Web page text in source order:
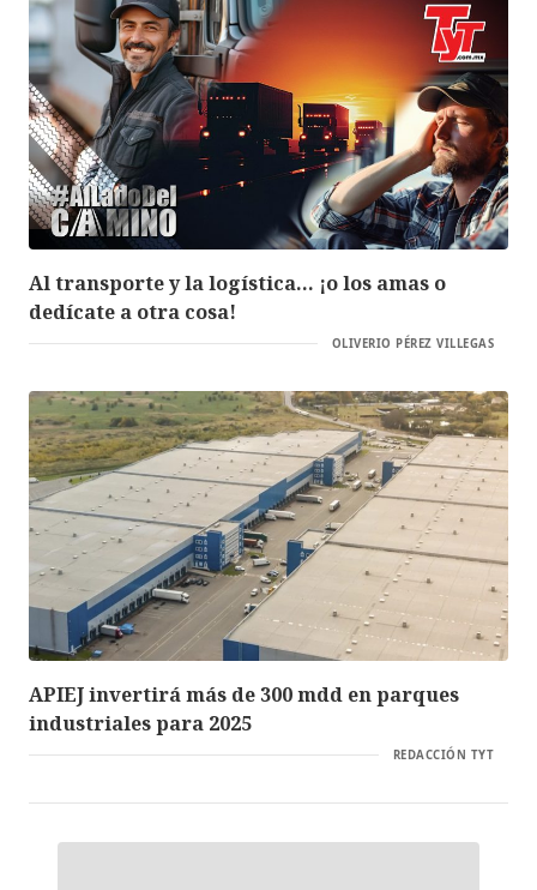
Al transporte y la logística… ¡o los amas o
dedícate a otra cosa!
OLIVERIO PÉREZ VILLEGAS
APIEJ invertirá más de 300 mdd en parques
industriales para 2025
REDACCIÓN TYT